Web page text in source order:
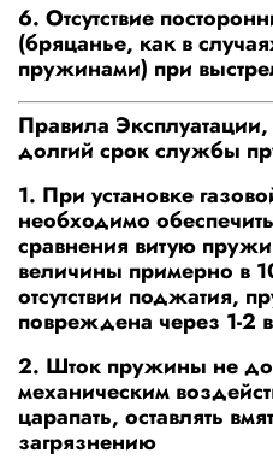
6. Отсутствие
(бряцанье, как в
пружинами) при
Правила
долгий срок службы
1. При установке
необходимо
сравнения витую
величины примерно в
отсутствии поджатия,
повреждена через 1-2
2. Шток пружины не
механическим
царапать, оставлять
загрязнению